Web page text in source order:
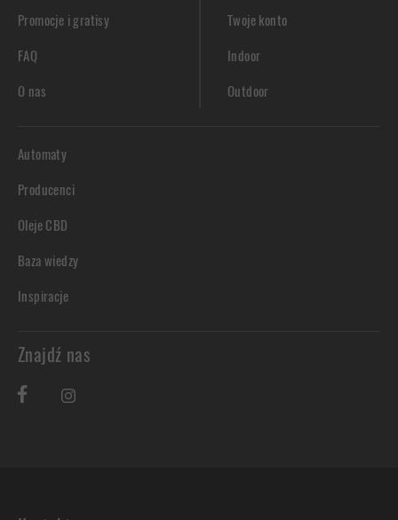
Promocje i gratisy
FAQ
O nas
Twoje konto
Indoor
Outdoor
Automaty
Producenci
Oleje CBD
Baza wiedzy
Inspiracje
Znajdź nas